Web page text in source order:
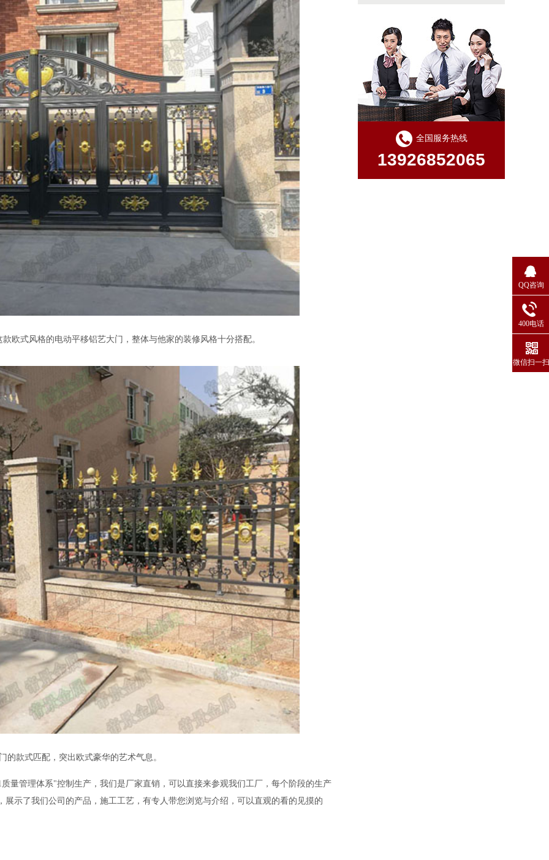
欧式风格的电动平移铝艺大门，整体与他家的装修风格十分搭配。
的款式匹配，突出欧式豪华的艺术气息。
量管理体系"控制生产，我们是厂家直销，可以直接来参观我们工厂，每个阶段的生产
示了我们公司的产品，施工工艺，有专人带您浏览与介绍，可以直观的看的见摸的
全国服务热线
13926852065
QQ咨询
400电话
微信扫一扫